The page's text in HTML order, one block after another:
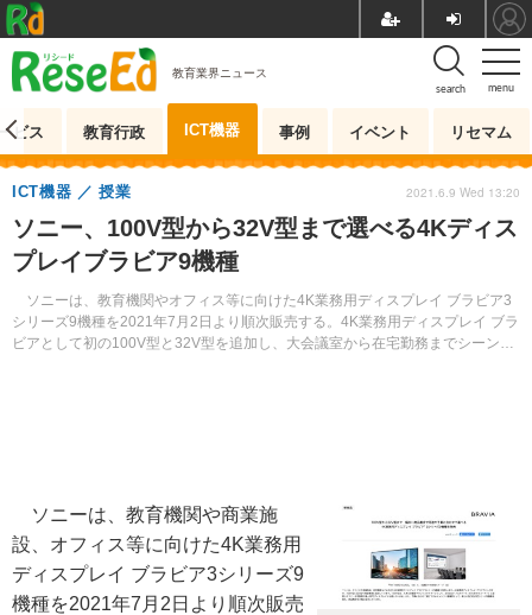
menu
search
教育業界ニュース
ビス 教育行政 ICT機器 事例 イベント リセマム
ソニー、100V型から32V型まで選べる4Kディス
プレイブラビア9機種
ソニーは、教育機関やオフィス等に向けた4K業務用ディスプレイ ブラビア3
シリーズ9機種を2021年7月2日より順次販売する。4K業務用ディスプレイ ブラ
ビアとして初の100V型と32V型を追加し、大会議室から在宅勤務までシーンに
ICT機器 授業 2021.6.9 Wed 13:20
ソニーは、教育機関や商業施
設、オフィス等に向けた4K業務用
ディスプレイ ブラビア3シリーズ9
機種を2021年7月2日より順次販売